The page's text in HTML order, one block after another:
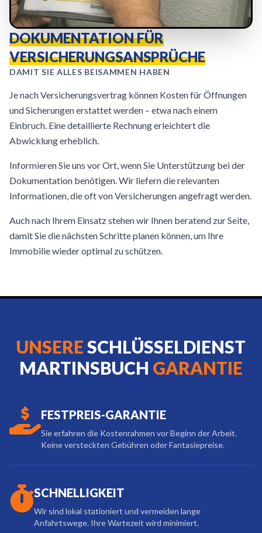
DOKUMENTATION FÜR
VERSICHERUNGSANSPRÜCHE
DAMIT SIE ALLES BEISAMMEN HABEN
Je nach Versicherungsvertrag können Kosten für Öffnungen
und Sicherungen erstattet werden – etwa nach einem
Einbruch. Eine detaillierte Rechnung erleichtert die
Abwicklung erheblich.
Informieren Sie uns vor Ort, wenn Sie Unterstützung bei der
Dokumentation benötigen. Wir liefern die relevanten
Informationen, die oft von Versicherungen angefragt werden.
Auch nach Ihrem Einsatz stehen wir Ihnen beratend zur Seite,
damit Sie die nächsten Schritte planen können, um Ihre
Immobilie wieder optimal zu schützen.
UNSERESCHLÜSSELDIENST
MARTINSBUCH GARANTIE
FESTPREIS-GARANTIE
Sie erfahren die Kostenrahmen vor Beginn der Arbeit.
Keine versteckten Gebühren oder Fantasiepreise.
SCHNELLIGKEIT
Wir sind lokal stationiert und vermeiden lange
Anfahrtswege. Ihre Wartezeit wird minimiert.